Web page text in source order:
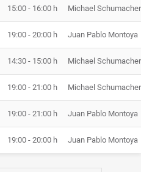
15:00 - 16:00 h Michael Schumacher
19:00 - 20:00 h Juan Pablo Montoya
14:30 - 15:00 h Michael Schumacher
19:00 - 21:00 h Michael Schumacher
19:00 - 21:00 h Juan Pablo Montoya
19:00 - 20:00 h Juan Pablo Montoya